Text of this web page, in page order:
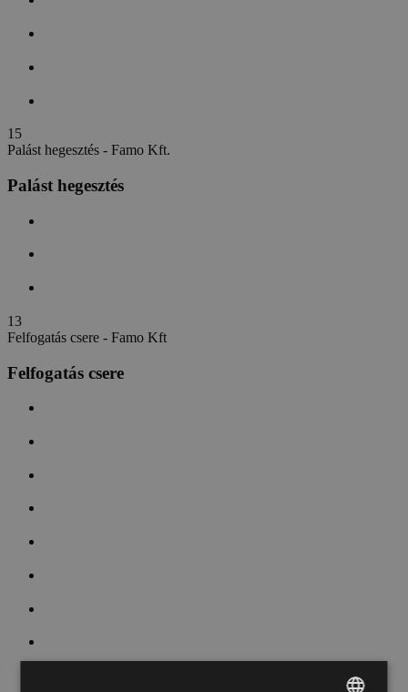
1 5
Palást hegesztés - Famo Kft.
Palást hegesztés
13
Felfogatás csere - Famo Kft
Felfogatás csere